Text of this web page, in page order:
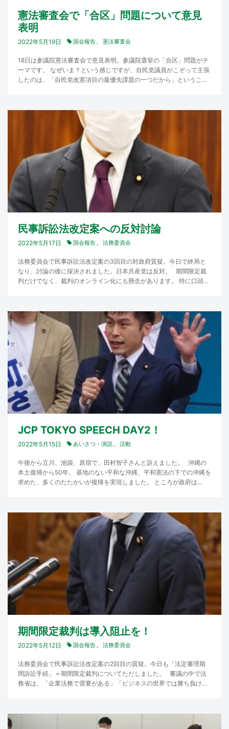
憲法審査会で「合区」問題について意見
表明
2022年5月19日 国会報告 憲法審査会
18日は参議院憲法審査会で意見表明。参議院選挙の「合区」問題がテ
ーマです。 なぜいま？という感じですが、自民党議員がこぞって主張
したのは、「自民党改憲項目の最優先課題の一つだから」というこ
民事訴訟法改定案への反対討論
2022年5月17日 国会報告 法務委員会
法務委員会で民事訴訟法改定案の3回目の対政府質疑。今日で終局と
なり、討論の後に採決されました。日本共産党は反対。 期間限定裁
判だけでなく、裁判のオンライン化にも懸念があります。 特に口頭弁
JCP TOKYO SPEECH DAY2！
2022年5月15日 あいさつ・演説 活動
午後から立川、池袋、原宿で、田村智子さんと訴えました。 沖縄の
本土復帰から50年。 基地のない平和な沖縄、平和憲法の下での沖縄を
求めた、多くのたたかいが復帰を実現しました。 ところが政府は…
期間限定裁判は導入阻止を！
2022年5月12日 国会報告 法務委員会
法務委員会で民事訴訟法改定案の2回目の質疑。今日も「法定審理期
間訴訟手続」＝期間限定裁判についてただしました。 審議の中で法
務省は、「企業法務で需要がある」「ビジネスの世界では勝ち負けよ